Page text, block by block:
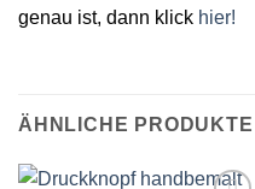
genau ist, dann klick hier!
ÄHNLICHE PRODUKTE